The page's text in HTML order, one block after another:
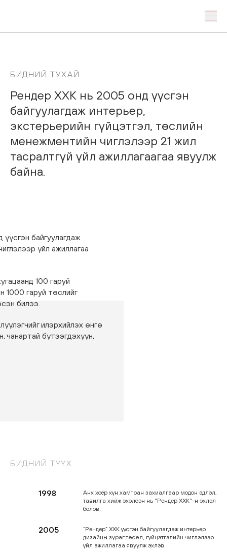
БИДНИЙ ТУХАЙ
Рендер ХХК нь 2005 онд үүсгэн
байгуулагдаж интерьер,
экстерьерийн гүйцэтгэл, төслийн
менежментийн чиглэлээр 21 жил
тасралтгүй үйл ажиллагаагаа явуулж
байна.
байгуулагдаж
үйл ажиллагаа
100 гаруй
1000 гаруй төслийг
билээ.
илэрхийлэх өнгө
чанартай бүтээгдэхүүн,
БИДНИЙ ТҮҮХ
1998
Анх хоёр хүн хамтран захиалгаар модон эдлэл,
тавилга хийж эхэлсэн нь "Рендер ХХК"-н эхлэл
болов.
2005
“Рендер” ХХК үүсгэн байгуулагдаж интерьер
дизайны зураг төсөл, гүйцэтгэлийн чиглэлээр
үйл ажиллагаа явуулж эхлэв.